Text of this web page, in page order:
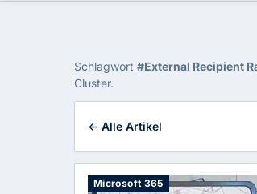
Tag: External
Schlagwort #External Recipient
Cluster.
← Alle Artikel
Microsoft 365